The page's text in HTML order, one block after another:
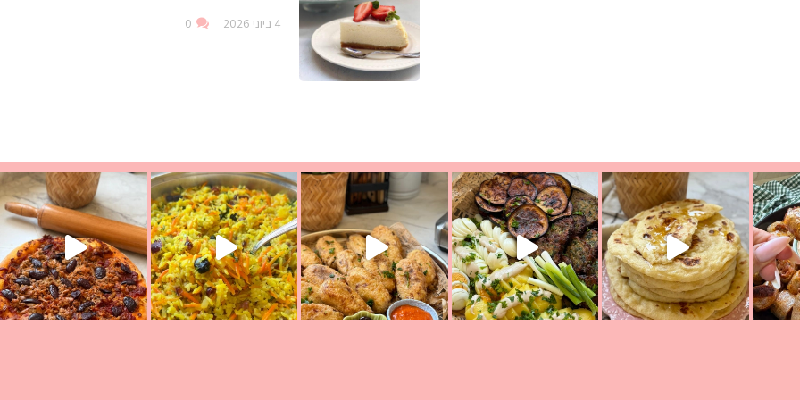
4 ביוני 2026 0
מעול
לאכול משהו אז מה בשבילכם? בפ
פסטל טוניסאי לתשעת הימים, חשבתי מה לחדש לכם ונראה
אורז יצירתי לתשעת הימים ולכבוד שבת קודשלמתכון
פיצה של תשעת הימים ולמה היא נקראת ככה? ההסבר בסרטו